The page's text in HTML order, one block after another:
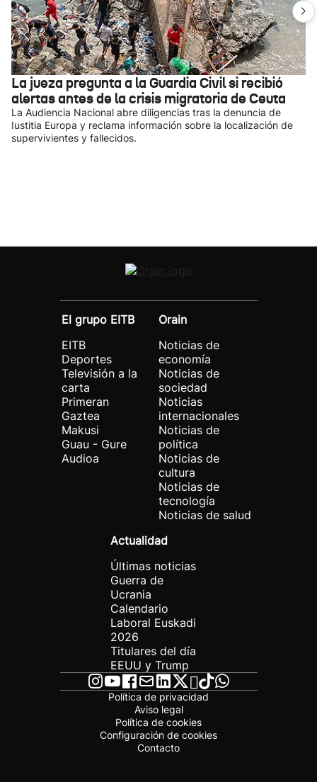
La jueza pregunta a la Guardia Civil si recibió
alertas antes de la crisis migratoria de Ceuta
La Audiencia Nacional abre diligencias tras la denuncia de
Iustitia Europa y reclama información sobre la localización de
supervivientes y fallecidos.
El grupo EITB
EITB
Deportes
Televisión a la
carta
Primeran
Gaztea
Makusi
Guau - Gure
Audioa
Orain
Noticias de
economía
Noticias de
sociedad
Noticias
internacionales
Noticias de
política
Noticias de
cultura
Noticias de
tecnología
Noticias de salud
Actualidad
Últimas noticias
Guerra de
Ucrania
Calendario
Laboral Euskadi
2026
Titulares del día
EEUU y Trump
Política de privacidad
Aviso legal
Política de cookies
Configuración de cookies
Contacto